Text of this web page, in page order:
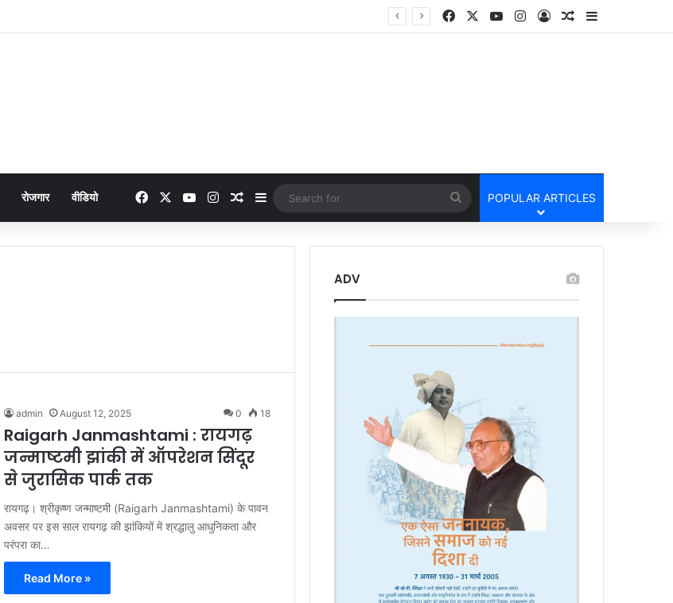
FacebookYouTubeInstagram
Log InRandom Article
Sidebar
रोजगार वीडियो FacebookYouTubeInstagramRandom Article
Sidebar
Search
for
POPULAR ARTICLES
admin August 12, 2025 0 18
Raigarh Janmashtami : रायगढ़
जन्माष्टमी झांकी में ऑपरेशन सिंदूर
से जुरासिक पार्क तक
रायगढ़। श्रीकृष्ण जन्माष्टमी (Raigarh Janmashtami) के पावन
अवसर पर इस साल रायगढ़ की झांकियों में श्रद्धालु आधुनिकता और
परंपरा का…
Read More »
ADV